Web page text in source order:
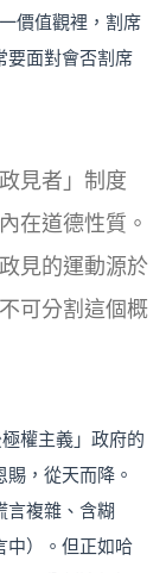
價值觀裡，割席
要面對會否割席
見者」制度
在道德性質。
見的運動源於
可分割這個概
權主義」政府的
，從天而降。
言複雜、含糊
中）。但正如哈